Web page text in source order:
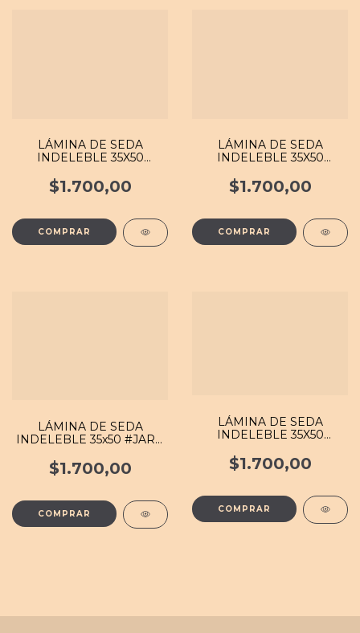
LÁMINA DE SEDA
INDELEBLE 35X50
$1.700,00
LÁMINA DE SEDA
INDELEBLE 35X50
$1.700,00
LÁMINA DE SEDA
INDELEBLE 35x50 #JARD
$1.700,00
LÁMINA DE SEDA
INDELEBLE 35X50
$1.700,00